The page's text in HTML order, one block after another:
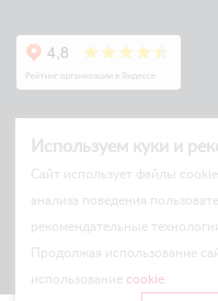
© Arlift 2026
All rights reserved
Используем куки и
Cайт использует файлы
анализа поведения
рекомендательные
Продолжая использование
использование cookie